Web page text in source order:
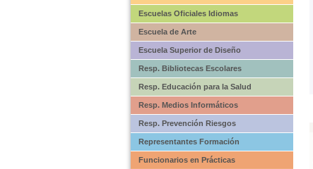
Escuelas Oficiales Idiomas
Escuela de Arte
Escuela Superior de Diseño
Resp. Bibliotecas Escolares
Resp. Educación para la Salud
Resp. Medios Informáticos
Resp. Prevención Riesgos
Representantes Formación
Funcionarios en Prácticas